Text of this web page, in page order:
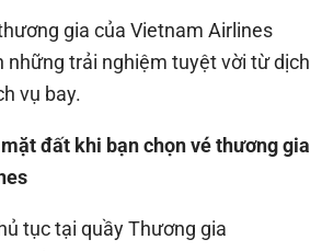
gia của Vietnam Airlines
những trải nghiệm tuyệt vời từ dịch
vụ bay.
đất khi bạn chọn vé thương gia
tục tại quầy Thương gia